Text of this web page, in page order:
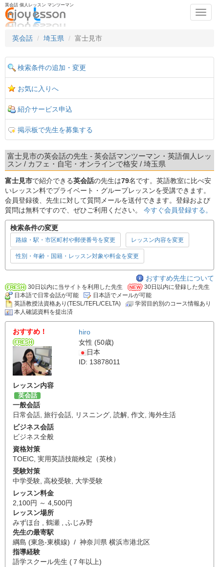
英会話 個人レッスン マンツーマン
英会話
埼玉県 富士見市
検索条件の追加・変更
お気に入りへ
紹介サービス申込
掲示板で先生を募集する
富士見市の英会話の先生 - 英会話マンツーマン・英語個人レッ
スン / カフェ・自宅・オンラインで格安 / 埼玉県
富士見市で紹介できる英会話の先生は79名です。英語教室に比べ安
いレッスン料でプライベート・グループレッスンを受講できます。
会員登録後、先生に対して質問メールを送付できます。登録および
質問は無料ですので、ぜひご利用ください。 今すぐ会員登録する。
検索条件の変更
路線・駅・市区町村や郵便番号を変更 レッスン内容を変更
性別・年齢・国籍・レッスン対象や料金を変更
おすすめ先生について
30日以内に当サイトを利用した先生
30日以内に登録した先生
日本語で日常会話が可能
日本語でメールが可能
英語教授法資格あり(TESL/TEFL/CELTA)
学習目的別のコース情報あり
本人確認資料を提出済
おすすめ！
hiro
女性 (50歳)
日本
ID: 13878011
レッスン内容
英会話
一般会話
日常会話, 旅行会話, リスニング, 読解, 作文, 海外生活
ビジネス会話
ビジネス全般
資格対策
TOEIC, 実用英語技能検定（英検）
受験対策
中学受験, 高校受験, 大学受験
レッスン料金
2,100円 ～ 4,500円
レッスン場所
みずほ台 , 鶴瀬 , ふじみ野
先生の最寄駅
綱島 (東急-東横線) / 神奈川県 横浜市港北区
指導経験
語学スクール先生 (７年以上)